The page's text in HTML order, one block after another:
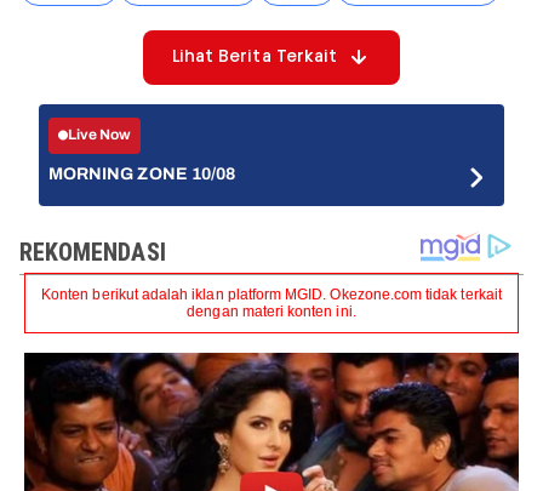
Lihat Berita Terkait
Live Now
MORNING ZONE 10/08